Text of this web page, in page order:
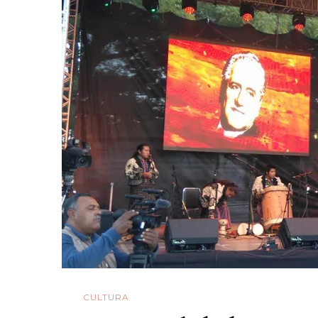
Y
CULTURA